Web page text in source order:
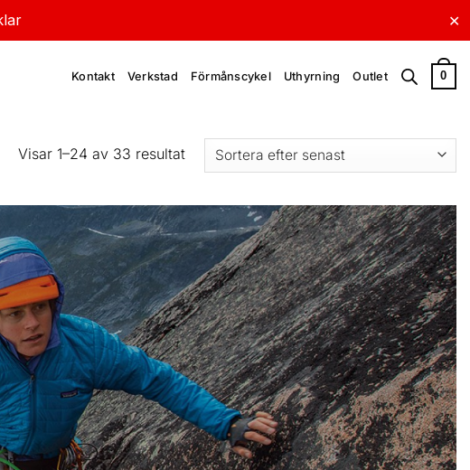
✕
Kontakt Verkstad Förmånscykel Uthyrning Outlet 0
Visar 1–24 av 33 resultatSortera
efter